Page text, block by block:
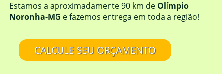
Estamos a aproximadamente 90 km de Olímpio
Noronha-MG e fazemos entrega em toda a região!
CALCULE SEU ORÇAMENTO